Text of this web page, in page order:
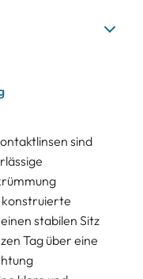
sind
konstruierte
stabilen Sitz
Tag über eine